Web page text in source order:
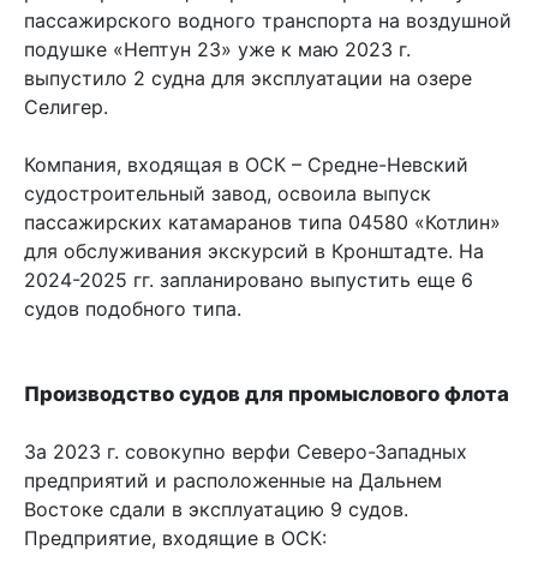
пассажирского водного транспорта на воздушной
подушке «Нептун 23» уже к маю 2023 г.
выпустило 2 судна для эксплуатации на озере
Селигер.
Компания, входящая в ОСК – Средне-Невский
судостроительный завод, освоила выпуск
пассажирских катамаранов типа 04580 «Котлин»
для обслуживания экскурсий в Кронштадте. На
2024-2025 гг. запланировано выпустить еще 6
судов подобного типа.
Производство судов для промыслового флота
За 2023 г. совокупно верфи Северо-Западных
предприятий и расположенные на Дальнем
Востоке сдали в эксплуатацию 9 судов.
Предприятие, входящие в ОСК: